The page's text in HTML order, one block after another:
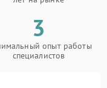
3
опыт работы
специалистов